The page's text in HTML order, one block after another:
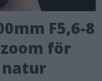
F5,6-8
för
natur